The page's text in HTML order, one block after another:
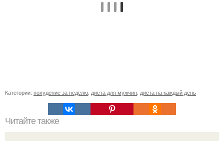
Категории: похудение за неделю диета для мужчин диета на каждый день
Читайте также